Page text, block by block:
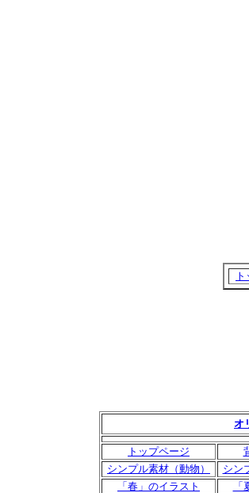
オ
トップページ
シンプル素材（動物）
シン
「春」のイラスト